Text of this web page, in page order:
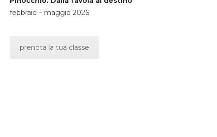
febbraio – maggio 2026
prenota la tua classe